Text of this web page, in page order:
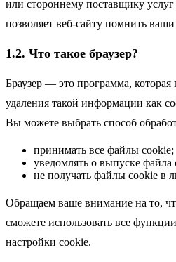
или стороннему поставщику
позволяет веб-сайту помнить
1.2. Что такое браузер?
Браузер — это программа,
удаления такой информации как
Вы можете выбрать способ
принимать все файлы cookie;
уведомлять о выпуске файла
не получать файлы cookie в
Обращаем ваше внимание на то,
сможете использовать все
настройки cookie.